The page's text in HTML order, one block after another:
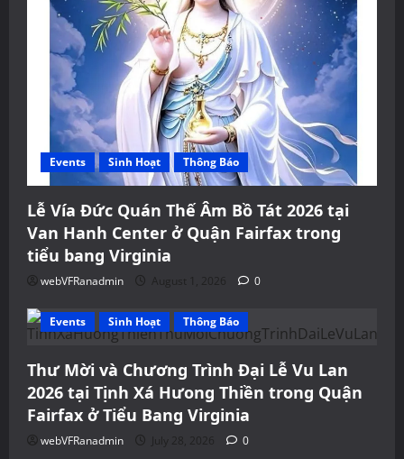
Events Sinh Hoạt Thông Báo
Lễ Vía Đức Quán Thế Âm Bồ Tát 2026 tại
Van Hanh Center ở Quận Fairfax trong
tiểu bang Virginia
webVFRanadmin August 1, 2026 0
Events Sinh Hoạt Thông Báo
Thư Mời và Chương Trình Đại Lễ Vu Lan
2026 tại Tịnh Xá Hưong Thiền trong Quận
Fairfax ở Tiểu Bang Virginia
webVFRanadmin July 28, 2026 0